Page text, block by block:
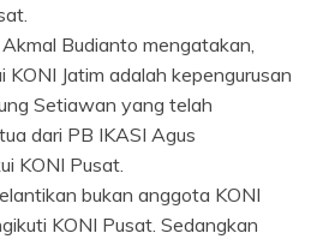
Budianto mengatakan,
KONI Jatim adalah kepengurusan
Setiawan yang telah
dari PB IKASI Agus
KONI Pusat.
bukan anggota KONI
KONI Pusat. Sedangkan